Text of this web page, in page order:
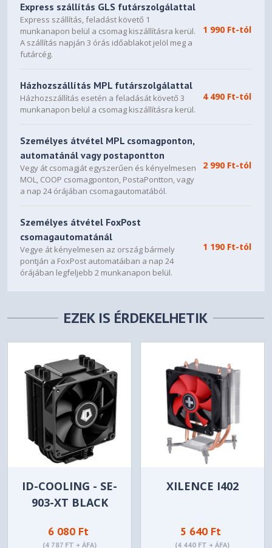
Article number
BK030
EAN code
4260052188453
Dimensions, package (L x W x
H), (mm)
Pieces per packaging unit
16
Dimensions, shipping box (L x
W x H), (mm)
522 x 334 x 340
Gross weight, shipping box (kg) 11
RRP (€)
25.90
Express szállítás GLS futárszolgálattal
Express szállítás, feladást követő 1
munkanapon belül a csomag kiszállításra kerül.
A szállítás napján 3 órás időablakot jelöl meg a
futárcég.
1 990 Ft-tól
Házhozszállítás MPL futárszolgálattal
Házhozszállítás esetén a feladását követő 3
munkanapon belül a csomag kiszállításra kerül.
4 490 Ft-tól
Személyes átvétel MPL csomagponton,
automatánál vagy postapontton
Vegy át csomagját egyszerűen és kényelmesen
MOL, COOP csomagponton, PostaPontton, vagy
a nap 24 órájában csomagautomatából.
2 990 Ft-tól
Személyes átvétel FoxPost
csomagautomatánál
Vegye át kényelmesen az ország bármely
pontján a FoxPost automatáiban a nap 24
órájában legfeljebb 2 munkanapon belül.
1 190 Ft-tól
EZEK IS ÉRDEKELHETIK
ID-COOLING - SE-
903-XT BLACK
6 080 Ft
(4 787 FT + ÁFA)
XILENCE I402
5 640 Ft
(4 440 FT + ÁFA)